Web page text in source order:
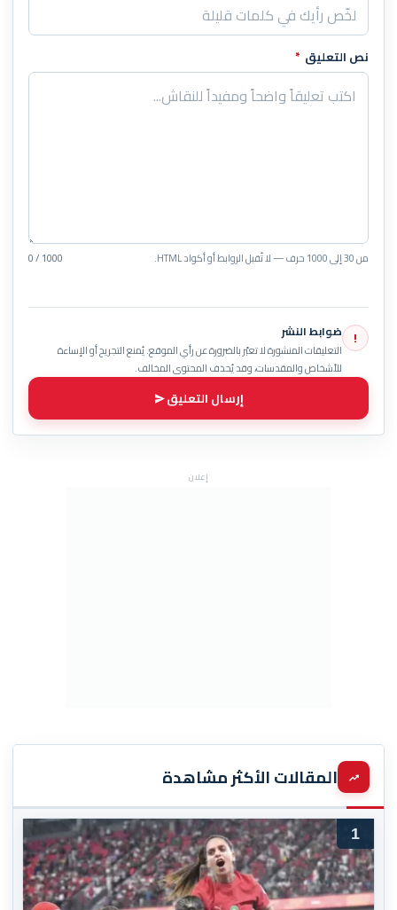
نص التعليق *
من 30 إلى 1000 حرف — لا تُقبل الروابط أو أكواد HTML. 0 / 1000
! ضوابط النشر
التعليقات المنشورة لا تعبّر بالضرورة عن رأي الموقع. يُمنع التجريح أو الإساءة
للأشخاص والمقدسات، وقد يُحذف المحتوى المخالف.
إرسال التعليق
إعلان
المقالات الأكثر مشاهدة
1